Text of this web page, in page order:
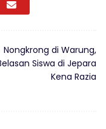
Nongkrong di Warung,
Siswa di Jepara
Kena Razia